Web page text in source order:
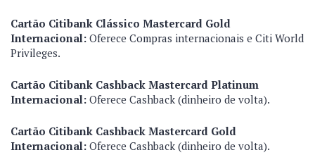
Cartão Citibank Clássico Mastercard Gold
Internacional: Oferece Compras internacionais e Citi World
Privileges.
Cartão Citibank Cashback Mastercard Platinum
Internacional: Oferece Cashback (dinheiro de volta).
Cartão Citibank Cashback Mastercard Gold
Internacional: Oferece Cashback (dinheiro de volta).